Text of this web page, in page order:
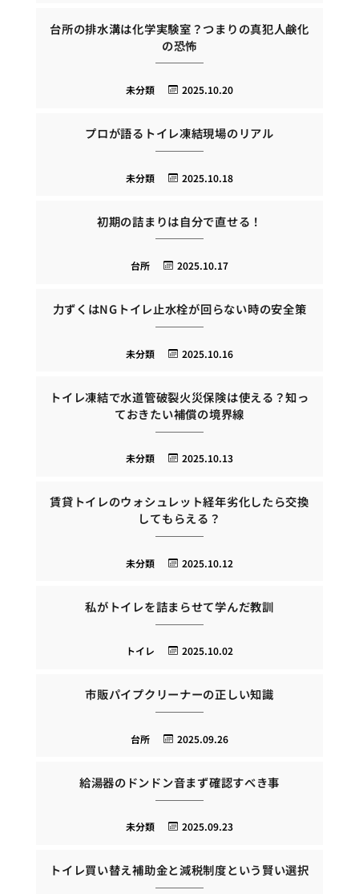
台所の排水溝は化学実験室？つまりの真犯人鹸化
の恐怖
2025.10.20
未分類
プロが語るトイレ凍結現場のリアル
2025.10.18
未分類
初期の詰まりは自分で直せる！
2025.10.17
台所
力ずくはNGトイレ止水栓が回らない時の安全策
2025.10.16
未分類
トイレ凍結で水道管破裂火災保険は使える？知っ
ておきたい補償の境界線
2025.10.13
未分類
賃貸トイレのウォシュレット経年劣化したら交換
してもらえる？
2025.10.12
未分類
私がトイレを詰まらせて学んだ教訓
2025.10.02
トイレ
市販パイプクリーナーの正しい知識
2025.09.26
台所
給湯器のドンドン音まず確認すべき事
2025.09.23
未分類
トイレ買い替え補助金と減税制度という賢い選択